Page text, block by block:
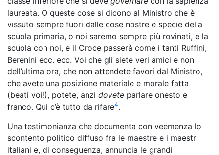
laureata. O queste cose si dicono al Ministro che è
vissuto sempre fuori dalle cose nostre e specie della
scuola primaria, o noi saremo sempre più rovinati, e la
scuola con noi, e il Croce passerà come i tanti Ruffini,
Berenini ecc. ecc. Voi che gli siete veri amici e non
dell’ultima ora, che non attendete favori dal Ministro,
che avete una posizione materiale e morale fatta
(beati voi!), potete, anzi dovete parlare onesto e
franco. Qui c’è tutto da rifare4.
Una testimonianza che documenta con veemenza lo
scontento politico diffuso fra le maestre e i maestri
italiani e, di conseguenza, annuncia le grandi